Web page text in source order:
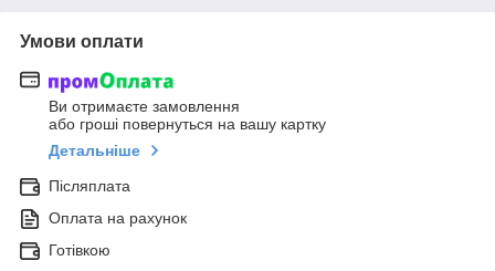
Умови оплати
Ви отримаєте замовлення
або гроші повернуться на вашу картку
Детальніше
Післяплата
Оплата на рахунок
Готівкою